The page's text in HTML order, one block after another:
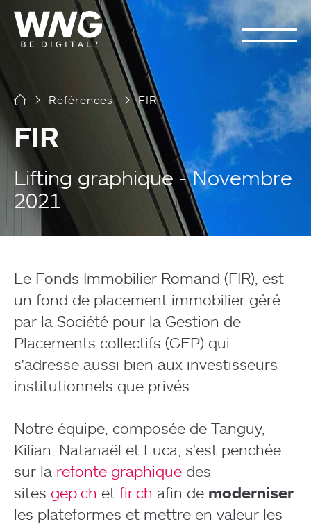
Références FIR
FIR
Lifting graphique - Novembre
2021
Le Fonds Immobilier Romand (FIR), est
un fond de placement immobilier géré
par la Société pour la Gestion de
Placements collectifs (GEP) qui
s'adresse aussi bien aux investisseurs
institutionnels que privés.
Notre équipe, composée de Tanguy,
Kilian, Natanaël et Luca, s'est penchée
sur la refonte graphique des
sites gep.ch et fir.ch afin de moderniser
les plateformes et mettre en valeur les
Cookies management panel